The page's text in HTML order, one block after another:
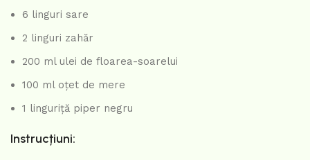
6 linguri sare
2 linguri zahăr
200 ml ulei de floarea-soarelui
100 ml oțet de mere
1 linguriță piper negru
Instrucțiuni: